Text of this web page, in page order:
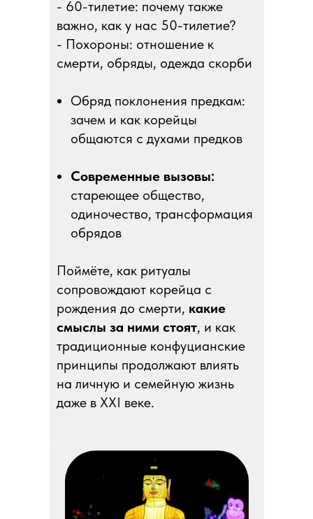
- 60-тилетие: почему также
важно, как у нас 50-тилетие?
- Похороны: отношение к
смерти, обряды, одежда скорби
Обряд поклонения предкам:
зачем и как корейцы
общаются с духами предков
Современные вызовы:
стареющее общество,
одиночество, трансформация
обрядов
Поймёте, как ритуалы
сопровождают корейца с
рождения до смерти, какие
смыслы за ними стоят, и как
традиционные конфуцианские
принципы продолжают влиять
на личную и семейную жизнь
даже в XXI веке.